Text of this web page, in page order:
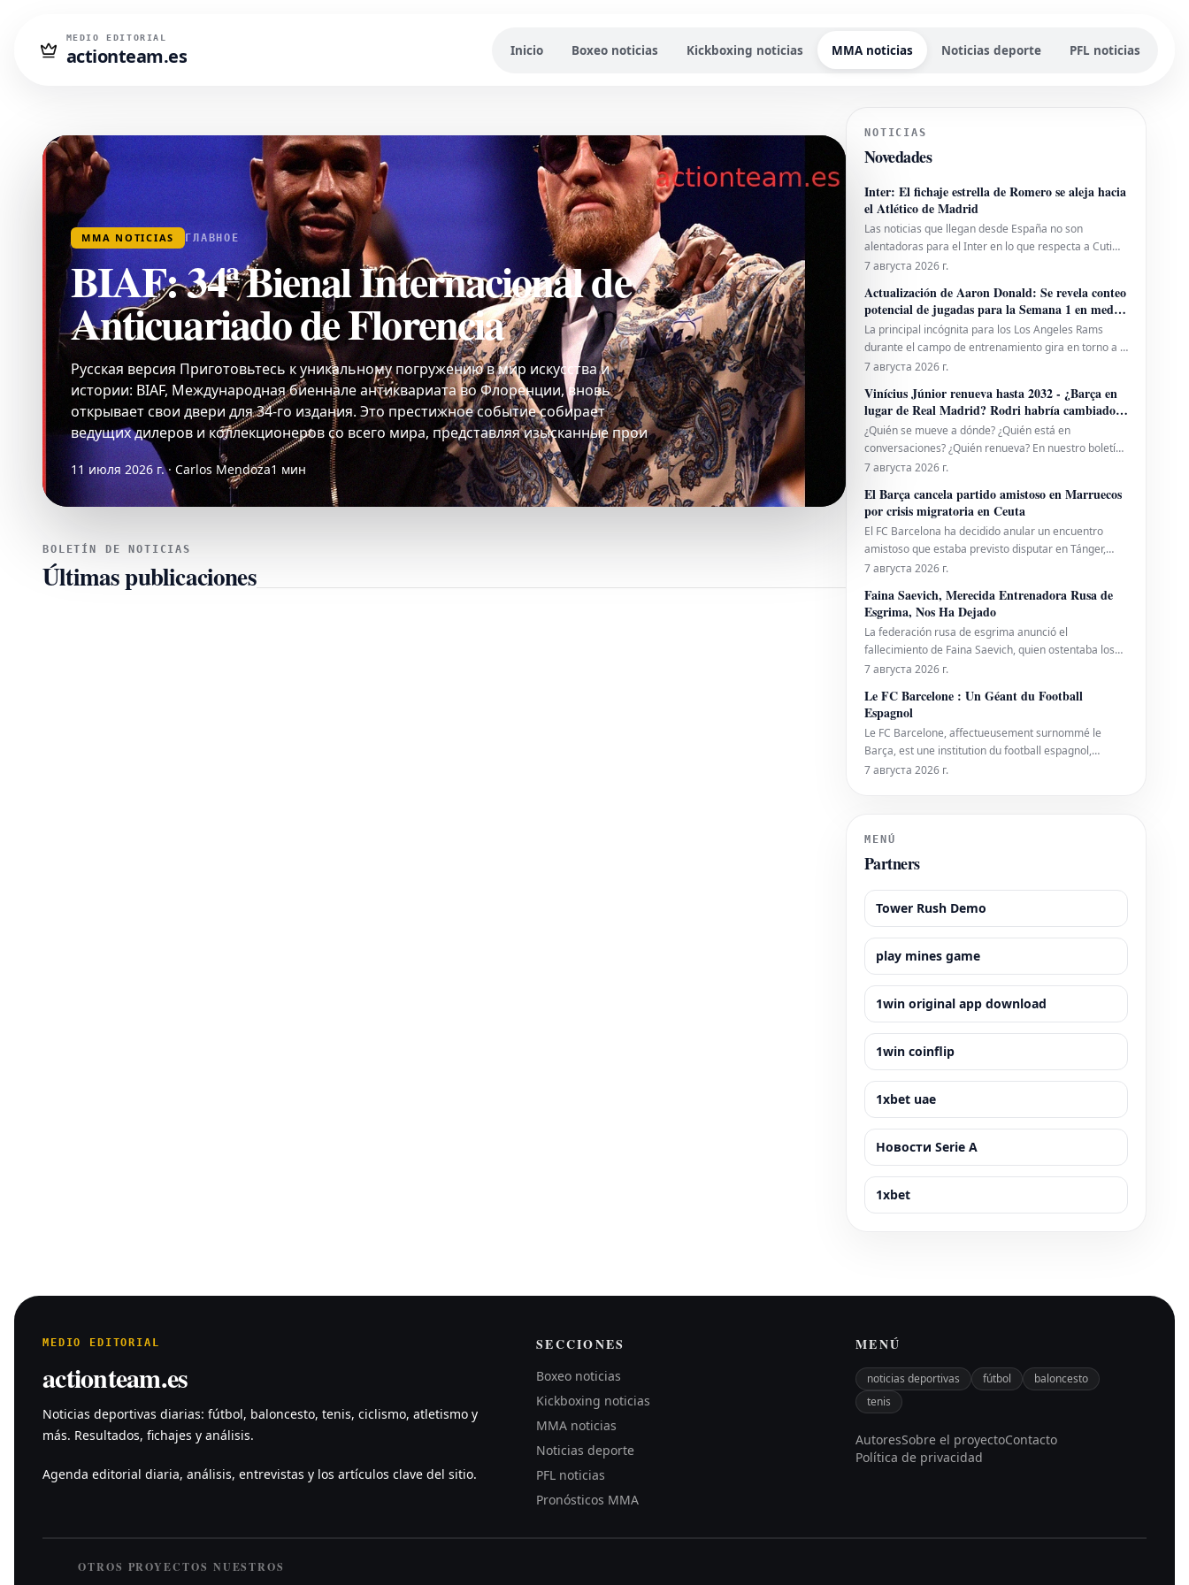
MEDIO EDITORIAL
actionteam.es Inicio Boxeo noticias Kickboxing noticias MMA noticias Noticias deporte PFL noticias
MMA NOTICIAS ГЛАВНОЕ
BIAF: 34ª Bienal Internacional de
Anticuariado de Florencia
Русская версия Приготовьтесь к уникальному погружению в мир искусства и
истории: BIAF, Международная биеннале антиквариата во Флоренции, вновь
открывает свои двери для 34-го издания. Это престижное событие собирает
ведущих дилеров и коллекционеров со всего мира, представляя изысканные прои
11 июля 2026 г. · Carlos Mendoza1 мин
BOLETÍN DE NOTICIAS
Últimas publicaciones
NOTICIAS
Novedades
Inter: El fichaje estrella de Romero se aleja hacia
el Atlético de Madrid
Las noticias que llegan desde España no son
alentadoras para el Inter en lo que respecta a Cuti
Romero. La posibilidad de que el defensor argentino
Atlético de Madrid emergiendo como el principal
candidato para hacerse con sus servicios. La di
7 августа 2026 г.
Actualización de Aaron Donald: Se revela conteo
potencial de jugadas para la Semana 1 en medio
de rumores de los Rams
La principal incógnita para los Los Angeles Rams
durante el campo de entrenamiento gira en torno a si
Aaron Donald saldrá de su retiro para unirse al
regreso, y las especulaciones sobre su participación
en la Semana 1 ya están circulando.
7 августа 2026 г.
Vinícius Júnior renueva hasta 2032 - ¿Barça en
lugar de Real Madrid? Rodri habría cambiado
de opinión
¿Quién se mueve a dónde? ¿Quién está en
conversaciones? ¿Quién renueva? En nuestro boletín
de transferencias, te mantenemos al día.
7 августа 2026 г.
El Barça cancela partido amistoso en Marruecos
por crisis migratoria en Ceuta
El FC Barcelona ha decidido anular un encuentro
amistoso que estaba previsto disputar en Tánger,
Marruecos, el próximo 15 de agosto. El rival para
cancelación se produce como consecuencia de la
actual crisis migratoria y los lamentables
acontecimiento
7 августа 2026 г.
Faina Saevich, Merecida Entrenadora Rusa de
Esgrima, Nos Ha Dejado
La federación rusa de esgrima anunció el
fallecimiento de Faina Saevich, quien ostentaba los
títulos de Merecida Entrenadora de Rusia y Merecida
Rusa. La triste noticia fue compartida a través de la
red social "VKontakte". Saevich falleció e
7 августа 2026 г.
Le FC Barcelone : Un Géant du Football
Espagnol
Le FC Barcelone, affectueusement surnommé le
Barça, est une institution du football espagnol,
fondée en 1899. Originaire de Catalogne, cette
impressionnante
7 августа 2026 г.
MENÚ
Partners
Tower Rush Demo
play mines game
1win original app download
1win coinflip
1xbet uae
Новости Serie A
1xbet
MEDIO EDITORIAL
actionteam.es
Noticias deportivas diarias: fútbol, baloncesto, tenis, ciclismo, atletismo y
más. Resultados, fichajes y análisis.
Agenda editorial diaria, análisis, entrevistas y los artículos clave del sitio.
SECCIONES
Boxeo noticias
Kickboxing noticias
MMA noticias
Noticias deporte
PFL noticias
Pronósticos MMA
MENÚ
noticias deportivas fútbol
baloncesto
tenis
AutoresSobre el proyectoContacto
Política de privacidad
OTROS PROYECTOS NUESTROS